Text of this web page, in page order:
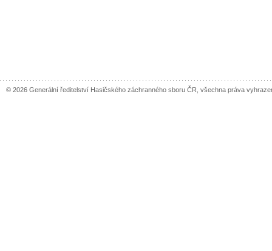
© 2026 Generální ředitelství Hasičského záchranného sboru ČR, všechna práva